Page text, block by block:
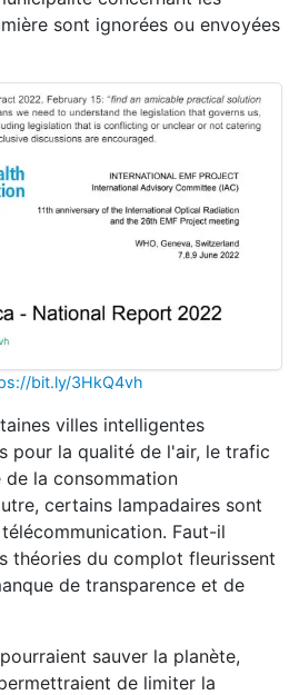
sont ignorées ou envoyées
bit.ly/3HkQ4vh
villes intelligentes
pour la qualité de l'air, le trafic
la consommation
certains lampadaires sont
Faut-il
théories du complot fleurissent
de transparence et de
sauver la planète,
de limiter la